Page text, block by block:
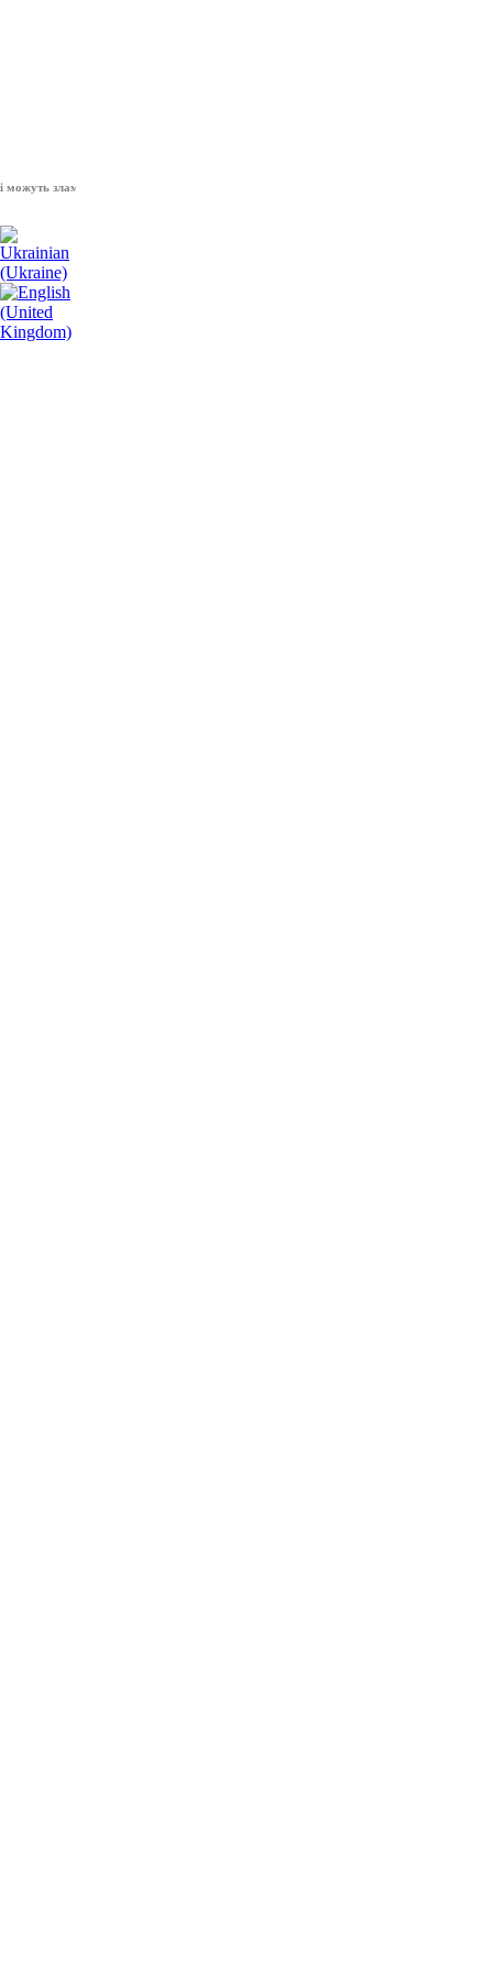
зламати волю народу, - Президент України Володимир Зеленський